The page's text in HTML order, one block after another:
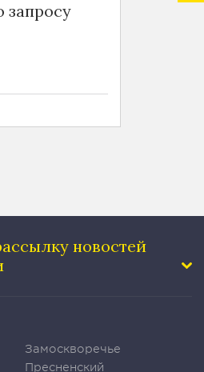
запросу
новостей
Замоскворечье
Пресненский